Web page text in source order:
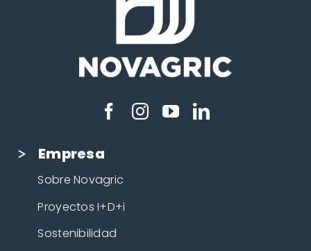
Empresa
Sobre Novagric
Proyectos I+D+i
Sostenibilidad